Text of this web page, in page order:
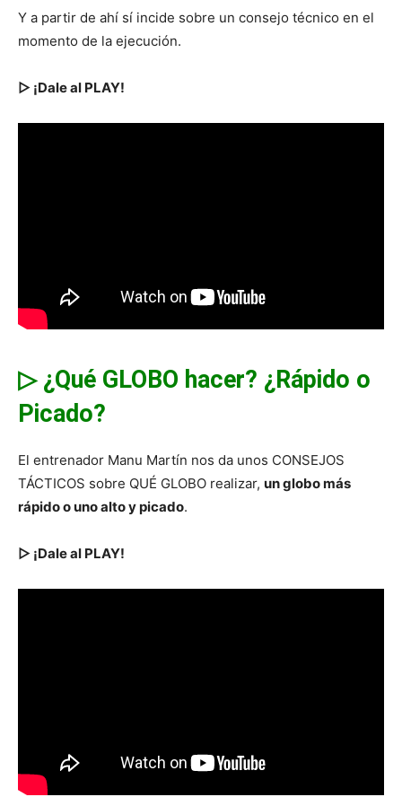
Y a partir de ahí sí incide sobre un consejo técnico en el
momento de la ejecución.
▷ ¡Dale al PLAY!
▷ ¿Qué GLOBO hacer? ¿Rápido o
Picado?
El entrenador Manu Martín nos da unos CONSEJOS
TÁCTICOS sobre QUÉ GLOBO realizar, un globo más
rápido o uno alto y picado.
▷ ¡Dale al PLAY!